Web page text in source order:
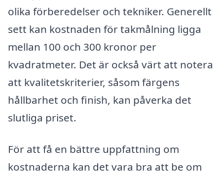
olika förberedelser och tekniker. Generellt
sett kan kostnaden för takmålning ligga
mellan 100 och 300 kronor per
kvadratmeter. Det är också värt att notera
att kvalitetskriterier, såsom färgens
hållbarhet och finish, kan påverka det
slutliga priset.
För att få en bättre uppfattning om
kostnaderna kan det vara bra att be om